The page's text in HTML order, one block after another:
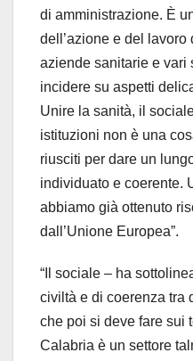
di amministrazione. È
dell’azione e del
aziende sanitarie e vari
incidere su aspetti
Unire la sanità, il
istituzioni non è una
riusciti per dare un
individuato e coerente.
abbiamo già ottenuto
dall’Unione Europea”.
“Il sociale – ha
civiltà e di coerenza tra
che poi si deve fare sui
Calabria è un settore